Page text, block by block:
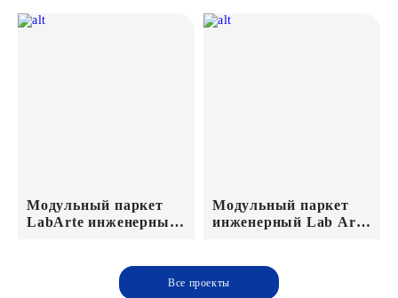
443*443*15/3
Прозрачный лак
443*443*15/3
Прозрачное масло
Модульный паркет
LabArte инженерный
Модульный паркет
инженерный Lab Arte
Все проекты